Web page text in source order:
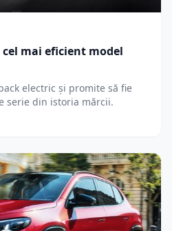
mai eficient model
electric și promite să fie
serie din istoria mărcii.